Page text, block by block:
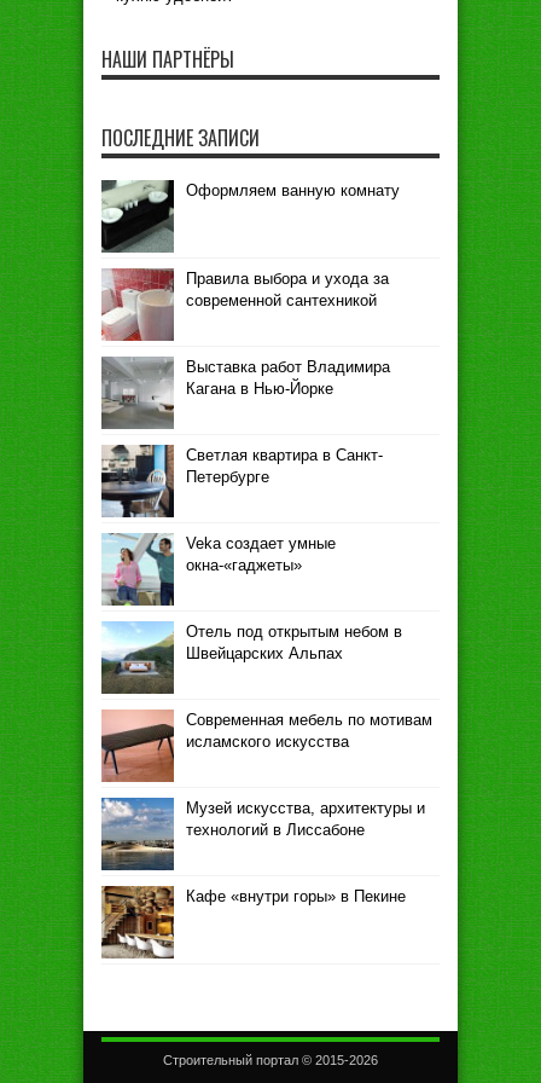
НАШИ ПАРТНЁРЫ
ПОСЛЕДНИЕ ЗАПИСИ
Оформляем ванную комнату
Правила выбора и ухода за
современной сантехникой
Выставка работ Владимира
Кагана в Нью-Йорке
Светлая квартира в Санкт-
Петербурге
Veka создает умные
окна-«гаджеты»
Отель под открытым небом в
Швейцарских Альпах
Современная мебель по мотивам
исламского искусства
Музей искусства, архитектуры и
технологий в Лиссабоне
Кафе «внутри горы» в Пекине
Строительный портал © 2015-2026